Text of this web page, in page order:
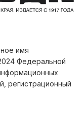
имя
Федеральной
регистрационный